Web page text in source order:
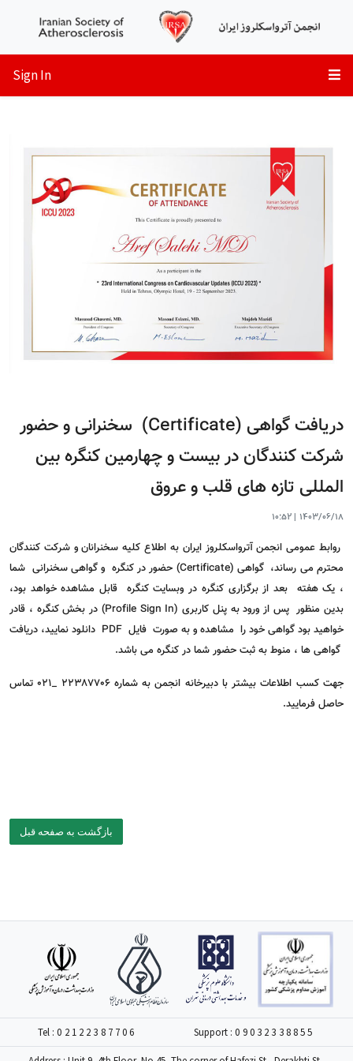
Sign In
دریافت گواهی (Certificate) سخنرانی و حضور
شرکت کنندگان در بیست و چهارمین کنگره بین
المللی تازه های قلب و عروق
1403/06/18
|
10:52
روابط عمومی انجمن آترواسکلروز ایران به اطلاع کلیه سخنرانان و شرکت کنندگان
محترم می رساند، گواهی (Certificate) حضور در کنگره و گواهی سخنرانی شما
، یک هفته بعد از برگزاری کنگره در وبسایت کنگره قابل مشاهده خواهد بود،
بدین منظور پس از ورود به پنل کاربری (Profile Sign In) در بخش کنگره ، قادر
خواهید بود گواهی خود را مشاهده و به صورت فایل PDF دانلود نمایید، دریافت
گواهی ها ، منوط به ثبت حضور شما در کنگره می باشد.
جهت کسب اطلاعات بیشتر با دبیرخانه انجمن به شماره 22387706 _021 تماس
حاصل فرمایید.
بازگشت به صفحه قبل
Tel :02122387706 Support :09032338855